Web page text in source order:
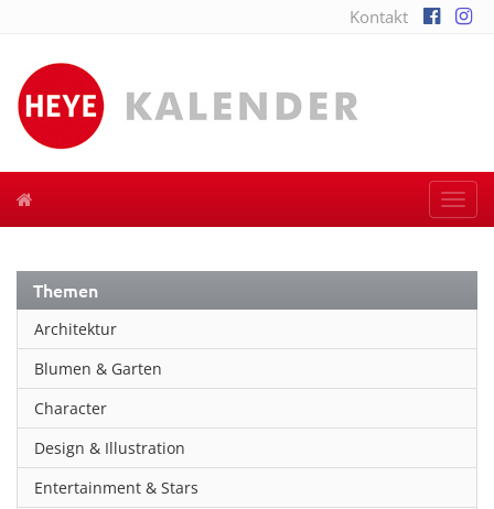
Kontakt
Themen
Architektur
Blumen & Garten
Character
Design & Illustration
Entertainment & Stars